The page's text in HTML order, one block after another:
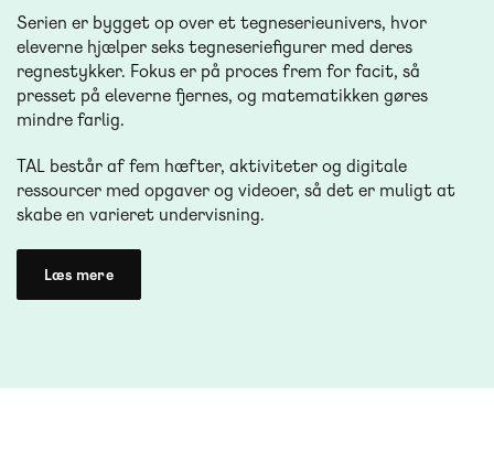
Serien er bygget op over et tegneserieunivers, hvor
eleverne hjælper seks tegneseriefigurer med deres
regnestykker. Fokus er på proces frem for facit, så
presset på eleverne fjernes, og matematikken gøres
mindre farlig.
TAL består af fem hæfter, aktiviteter og digitale
ressourcer med opgaver og videoer, så det er muligt at
skabe en varieret undervisning.
Læs mere